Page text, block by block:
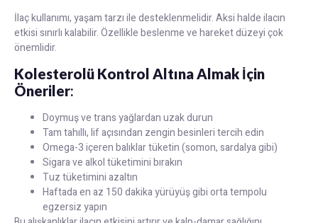
İlaç kullanımı, yaşam tarzı ile desteklenmelidir. Aksi halde ilacın
etkisi sınırlı kalabilir. Özellikle beslenme ve hareket düzeyi çok
önemlidir.
Kolesterolü Kontrol Altına Almak İçin
Öneriler:
Doymuş ve trans yağlardan uzak durun
Tam tahıllı, lif açısından zengin besinleri tercih edin
Omega-3 içeren balıklar tüketin (somon, sardalya gibi)
Sigara ve alkol tüketimini bırakın
Tuz tüketimini azaltın
Haftada en az 150 dakika yürüyüş gibi orta tempolu
egzersiz yapın